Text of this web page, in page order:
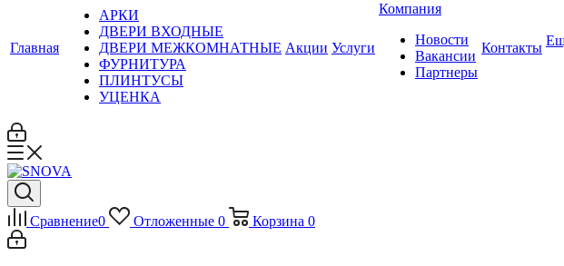
Главная
АРКИ
ДВЕРИ ВХОДНЫЕ
ДВЕРИ МЕЖКОМНАТНЫЕ
ФУРНИТУРА
ПЛИНТУСЫ
УЦЕНКА
Акции Услуги
Компания
Новости
Вакансии
Партнеры
Контакты
Сравнение0 Отложенные 0 Корзина 0